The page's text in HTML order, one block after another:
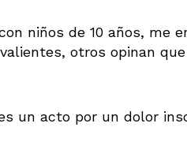
niños de 10 años, me
otros opinan
un acto por un dolor